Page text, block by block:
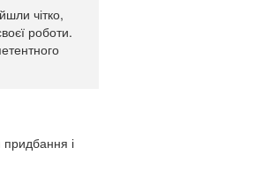
чітко,
роботи.
придбання і